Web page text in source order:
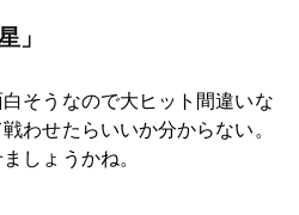
」
そうなので大ヒット間違いな
わせたらいいか分からない。
しょうかね。